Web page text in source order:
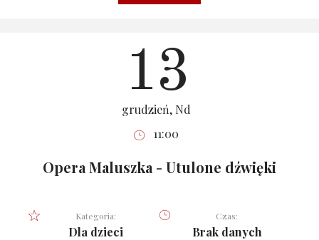
13
grudzień, Nd
11:00
Opera Maluszka - Utulone dźwięki
Kategoria:
Dla dzieci
Czas:
Brak danych